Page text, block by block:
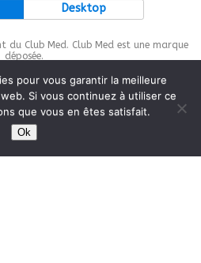
Desktop
du Club Med. Club Med est une marque
déposée.
bywp-copyrightpro.com
pour vous garantir la meilleure
Si vous continuez à utiliser ce
que vous en êtes satisfait.
Ok